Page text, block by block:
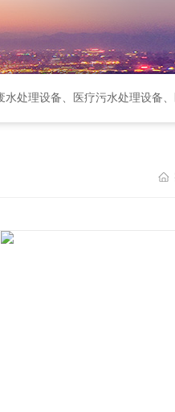
、医疗污水处理设备、医院污水处理设备